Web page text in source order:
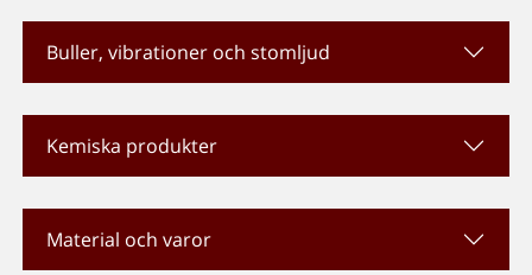
Buller, vibrationer och stomljud
Kemiska produkter
Material och varor